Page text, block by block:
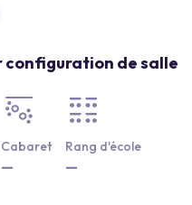
configuration de salle
Cabaret
—
Rang d'école
—